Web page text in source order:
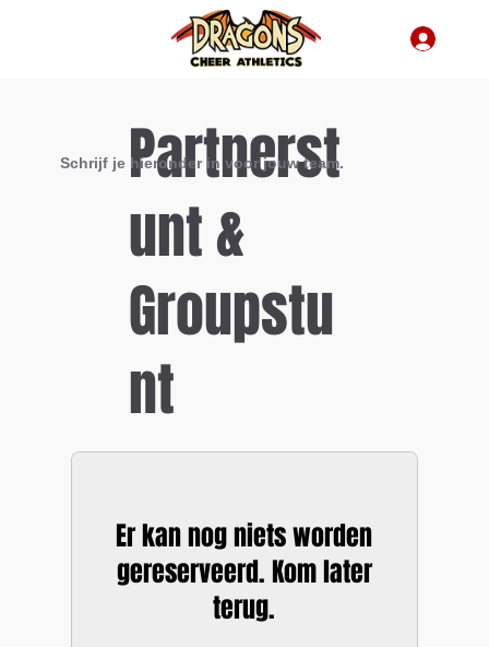
Partnerst
unt &
Groupstu
nt
Schrijf je hieronder in voor jouw team.
Er kan nog niets worden
gereserveerd. Kom later
terug.